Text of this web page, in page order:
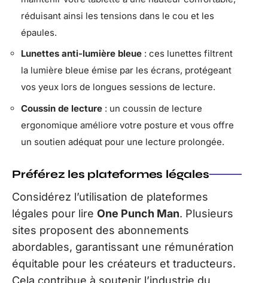
réduisant ainsi les tensions dans le cou et les
épaules.
Lunettes anti-lumière bleue : ces lunettes filtrent
la lumière bleue émise par les écrans, protégeant
vos yeux lors de longues sessions de lecture.
Coussin de lecture : un coussin de lecture
ergonomique améliore votre posture et vous offre
un soutien adéquat pour une lecture prolongée.
Préférez les plateformes légales
Considérez l’utilisation de plateformes
légales pour lire One Punch Man. Plusieurs
sites proposent des abonnements
abordables, garantissant une rémunération
équitable pour les créateurs et traducteurs.
Cela contribue à soutenir l’industrie du